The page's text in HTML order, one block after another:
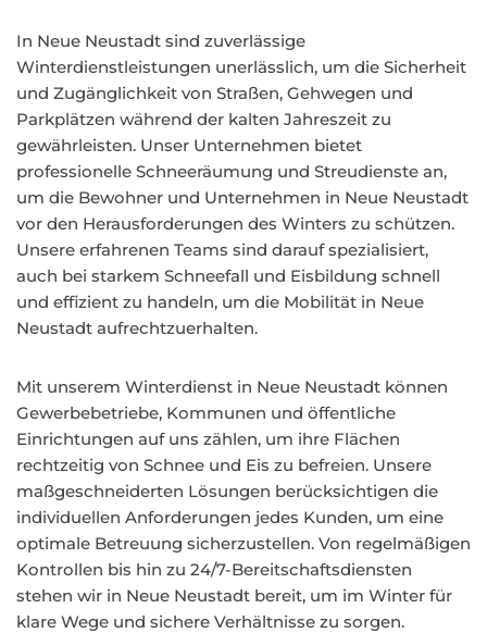
In Neue Neustadt sind zuverlässige
Winterdienstleistungen unerlässlich, um die Sicherheit
und Zugänglichkeit von Straßen, Gehwegen und
Parkplätzen während der kalten Jahreszeit zu
gewährleisten. Unser Unternehmen bietet
professionelle Schneeräumung und Streudienste an,
um die Bewohner und Unternehmen in Neue Neustadt
vor den Herausforderungen des Winters zu schützen.
Unsere erfahrenen Teams sind darauf spezialisiert,
auch bei starkem Schneefall und Eisbildung schnell
und effizient zu handeln, um die Mobilität in Neue
Neustadt aufrechtzuerhalten.
Mit unserem Winterdienst in Neue Neustadt können
Gewerbebetriebe, Kommunen und öffentliche
Einrichtungen auf uns zählen, um ihre Flächen
rechtzeitig von Schnee und Eis zu befreien. Unsere
maßgeschneiderten Lösungen berücksichtigen die
individuellen Anforderungen jedes Kunden, um eine
optimale Betreuung sicherzustellen. Von regelmäßigen
Kontrollen bis hin zu 24/7-Bereitschaftsdiensten
stehen wir in Neue Neustadt bereit, um im Winter für
klare Wege und sichere Verhältnisse zu sorgen.